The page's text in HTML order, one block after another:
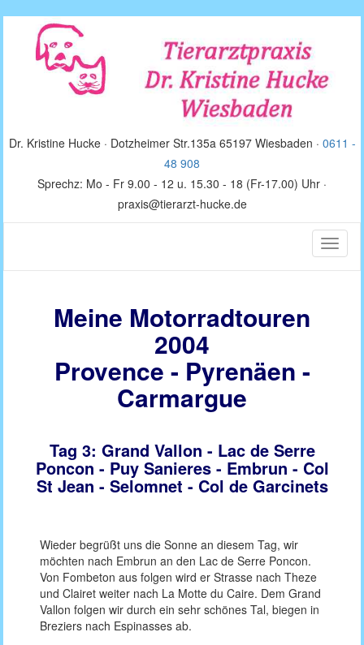
Dr. Kristine Hucke · Dotzheimer Str.135a 65197 Wiesbaden · 0611 -
48 908
Sprechz: Mo - Fr 9.00 - 12 u. 15.30 - 18 (Fr-17.00) Uhr ·
praxis@tierarzt-hucke.de
Toggle
Meine Motorradtouren
2004
Provence - Pyrenäen -
Carmargue
Tag 3: Grand Vallon - Lac de Serre
Poncon - Puy Sanieres - Embrun - Col
St Jean - Selomnet - Col de Garcinets
Wieder begrüßt uns die Sonne an diesem Tag, wir
möchten nach Embrun an den Lac de Serre Poncon.
Von Fombeton aus folgen wird er Strasse nach Theze
und Clairet weiter nach La Motte du Caire. Dem Grand
Vallon folgen wir durch ein sehr schönes Tal, biegen in
Breziers nach Espinasses ab.